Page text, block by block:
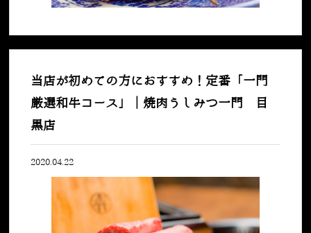
当店が初めての方におすすめ！定番「一門
厳選和牛コース」｜焼肉うしみつ一門 目
黒店
2020.04.22